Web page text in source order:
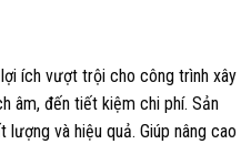
ích vượt trội cho công trình xây
âm, đến tiết kiệm chi phí. Sản
và hiệu quả. Giúp nâng cao